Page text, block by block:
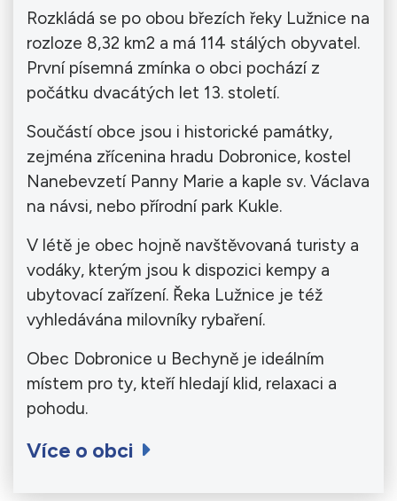
Rozkládá se po obou březích řeky Lužnice na
rozloze 8,32 km2 a má 114 stálých obyvatel.
První písemná zmínka o obci pochází z
počátku dvacátých let 13. století.
Součástí obce jsou i historické památky,
zejména zřícenina hradu Dobronice, kostel
Nanebevzetí Panny Marie a kaple sv. Václava
na návsi, nebo přírodní park Kukle.
V létě je obec hojně navštěvovaná turisty a
vodáky, kterým jsou k dispozici kempy a
ubytovací zařízení. Řeka Lužnice je též
vyhledávána milovníky rybaření.
Obec Dobronice u Bechyně je ideálním
místem pro ty, kteří hledají klid, relaxaci a
pohodu.
Více o obci